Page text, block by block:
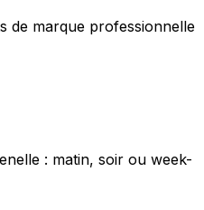
de marque professionnelle
: matin, soir ou week-